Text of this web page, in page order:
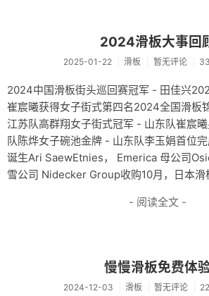
2024滑板大事回
2025-01-22 滑板 暂无评论
2024中国滑板街头巡回赛冠军 - 田佳兴
崔宸曦获得女子街式第四名2024全国滑板
江苏队高群翔女子街式冠军 - 山东队崔宸
队陈烨女子碗池金牌 - 山东队李玉娟首位
诞生Ari SaewEtnies， Emerica 母公司
雪公司 Nidecker Group收购10月，日本滑
- 阅读全文 -
慢慢滑板免费体
2024-12-03 滑板 暂无评论